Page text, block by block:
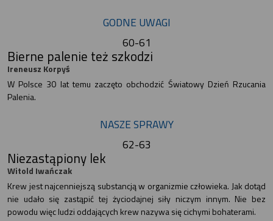
GODNE UWAGI
60-61
Bierne palenie też szkodzi
Ireneusz Korpyś
W Polsce 30 lat temu zaczęto obchodzić Światowy Dzień Rzucania
Palenia.
NASZE SPRAWY
62-63
Niezastąpiony lek
Witold Iwańczak
Krew jest najcenniejszą substancją w organizmie człowieka. Jak dotąd
nie udało się zastąpić tej życiodajnej siły niczym innym. Nie bez
powodu więc ludzi oddających krew nazywa się cichymi bohaterami.